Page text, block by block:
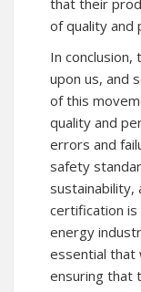
that their
of quality and
In
upon us, and
of this
quality and
errors and
safety
sustainability,
certification
energy
essential that
ensuring that